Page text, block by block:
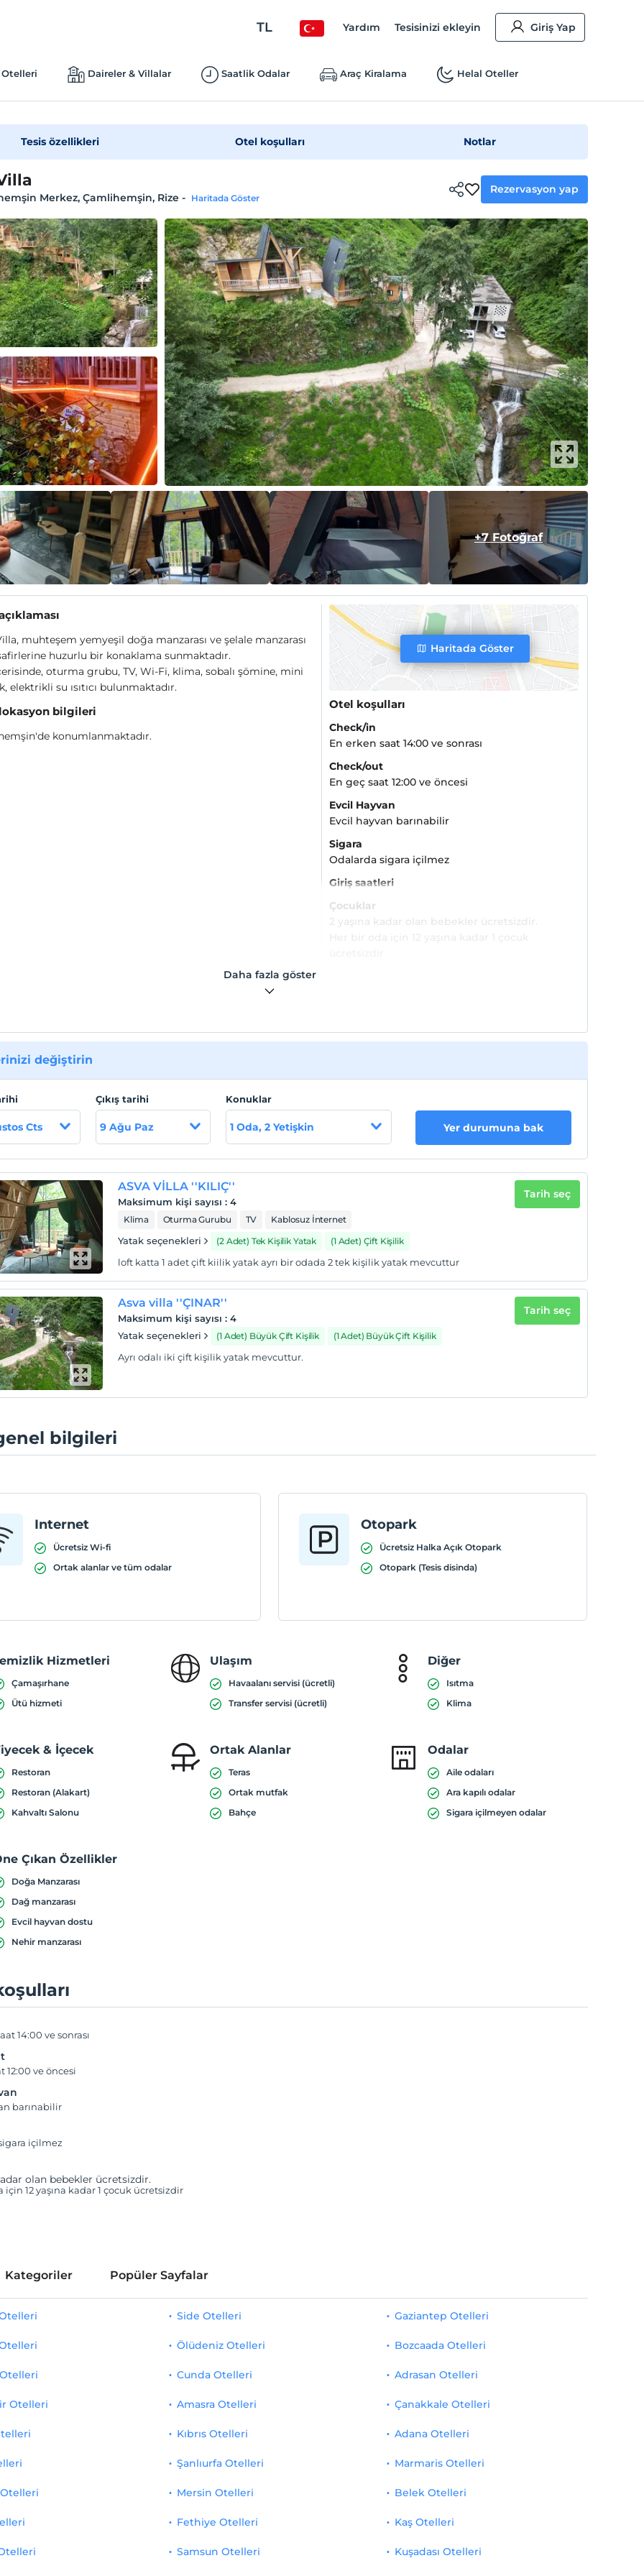
TL Yardım Tesisinizi ekleyin Giriş Yap
Daireler & Villalar Saatlik Odalar Araç Kiralama Helal Oteller
Tesis özellikleri Otel koşulları Notlar
Merkez, Çamlihemşin, Rize- Haritada Göster
Rezervasyon yap
+7 Fotoğraf
muhteşem yemyeşil doğa manzarası ve şelale manzarası
huzurlu bir konaklama sunmaktadır.
oturma grubu, TV, Wi-Fi, klima, sobalı şömine, mini
elektrikli su ısıtıcı bulunmaktadır.
bilgileri
konumlanmaktadır.
Haritada Göster
Otel koşulları
Check/in
En erken saat 14:00 ve sonrası
Check/out
En geç saat 12:00 ve öncesi
Evcil Hayvan
Evcil hayvan barınabilir
Sigara
Odalarda sigara içilmez
Giriş saatleri
Çocuklar
2 yaşına kadar olan bebekler ücretsizdir.
Daha fazla göster
değiştirin
Cts
Çıkış tarihi
9 Ağu Paz
Konuklar
1 Oda, 2 Yetişkin Yer durumuna bak
ASVA VİLLA ''KILIÇ''
Maksimum kişi sayısı :4
Klima Oturma Gurubu TV Kablosuz İnternet
Yatak seçenekleri (2 Adet) Tek Kişilik Yatak (1 Adet) Çift Kişilik
loft katta 1 adet çift kiilik yatak ayrı bir odada 2 tek kişilik yatak mevcuttur
Tarih seç
Asva villa ''ÇINAR''
Maksimum kişi sayısı :4
Yatak seçenekleri
(1 Adet) Büyük Çift Kişilik (1 Adet) Büyük Çift Kişilik
Ayrı odalı iki çift kişilik yatak mevcuttur.
Tarih seç
bilgileri
Internet
Ücretsiz Wi-fi
Ortak alanlar ve tüm odalar
Otopark
Ücretsiz Halka Açık Otopark
Otopark (Tesis disinda)
Hizmetleri
Çamaşırhane
Ütü hizmeti
Ulaşım
Havaalanı servisi (ücretli)
Transfer servisi (ücretli)
Diğer
Isıtma
Klima
& İçecek
Restoran
Restoran (Alakart)
Kahvaltı Salonu
Ortak Alanlar
Teras
Ortak mutfak
Bahçe
Odalar
Aile odaları
Ara kapılı odalar
Sigara içilmeyen odalar
Çıkan Özellikler
Doğa Manzarası
Dağ manzarası
Evcil hayvan dostu
Nehir manzarası
14:00 ve sonrası
12:00 ve öncesi
barınabilir
içilmez
olan bebekler ücretsizdir.
için 12 yaşına kadar 1 çocuk ücretsizdir
Kategoriler Popüler Sayfalar
Otelleri
Side Otelleri
Ölüdeniz Otelleri
Cunda Otelleri
Amasra Otelleri
Kıbrıs Otelleri
Gaziantep Otelleri
Bozcaada Otelleri
Adrasan Otelleri
Çanakkale Otelleri
Adana Otelleri
Şanlıurfa Otelleri
Mersin Otelleri
Fethiye Otelleri
Samsun Otelleri
Marmaris Otelleri
Belek Otelleri
Kaş Otelleri
Kuşadası Otelleri